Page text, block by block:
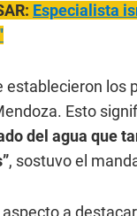
Especialista
establecieron los
Esto
del agua que
, sostuvo el
a destacar